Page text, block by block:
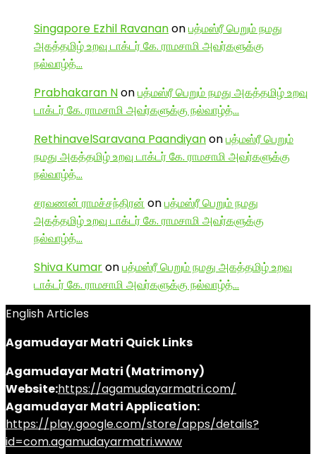
Singapore Ezhil Ravananonபத்மஸ்ரீ பெறும் நமது
அகத்தமிழ் உறவு டாக்டர் கே. ராமசாமி அவர்களுக்கு
நல்வாழ்த்…
Prabhakaran Nonபத்மஸ்ரீ பெறும் நமது அகத்தமிழ் உறவு
டாக்டர் கே. ராமசாமி அவர்களுக்கு நல்வாழ்த்…
RethinavelSaravana Paandiyanonபத்மஸ்ரீ பெறும்
நமது அகத்தமிழ் உறவு டாக்டர் கே. ராமசாமி அவர்களுக்கு
நல்வாழ்த்…
சரவணன் ராமச்சந்திரன் onபத்மஸ்ரீ பெறும் நமது
அகத்தமிழ் உறவு டாக்டர் கே. ராமசாமி அவர்களுக்கு
நல்வாழ்த்…
Shiva Kumaronபத்மஸ்ரீ பெறும் நமது அகத்தமிழ் உறவு
டாக்டர் கே. ராமசாமி அவர்களுக்கு நல்வாழ்த்…
English Articles
Agamudayar Matri Quick Links
Agamudayar Matri (Matrimony)
Website:https://agamudayarmatri.com/
Agamudayar Matri Application:
https://play.google.com/store/apps/details?
id=com.agamudayarmatri.www